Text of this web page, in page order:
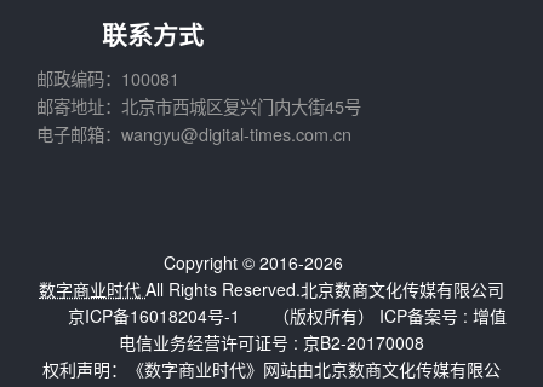
联系方式
邮政编码：100081
邮寄地址：北京市西城区复兴门内大街45号
电子邮箱：wangyu@digital-times.com.cn
Copyright © 2016-2026
数字商业时代 All Rights Reserved.北京数商文化传媒有限公司
（版权所有） ICP备案号 :
京ICP备16018204号-1
增值
电信业务经营许可证号 : 京B2-20170008
权利声明：《数字商业时代》网站由北京数商文化传媒有限公